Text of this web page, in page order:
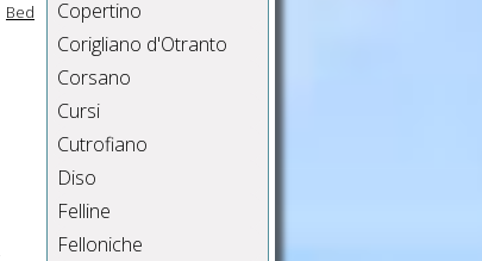
Bed
Copertino
Corigliano d'Otranto
Corsano
Cursi
Cutrofiano
Diso
Felline
Felloniche